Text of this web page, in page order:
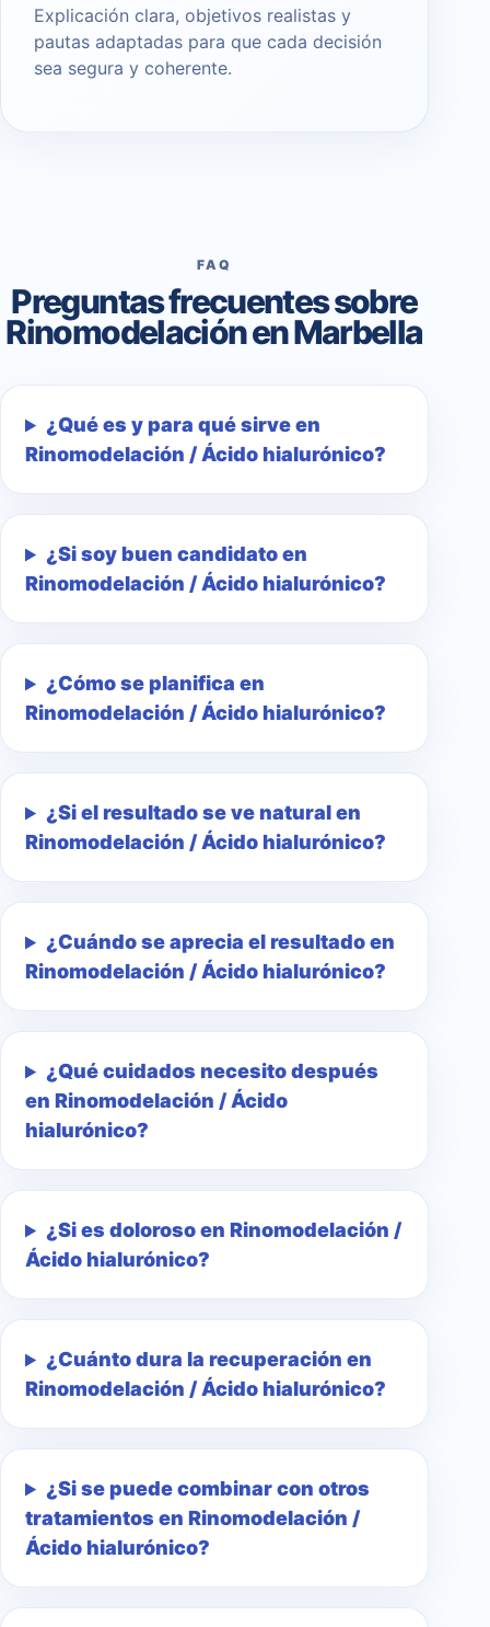
Explicación clara, objetivos realistas y
pautas adaptadas para que cada decisión
sea segura y coherente.
FAQ
Preguntas frecuentes sobre
Rinomodelación en Marbella
¿Qué es y para qué sirve en
Rinomodelación / Ácido hialurónico?
¿Si soy buen candidato en
Rinomodelación / Ácido hialurónico?
¿Cómo se planifica en
Rinomodelación / Ácido hialurónico?
¿Si el resultado se ve natural en
Rinomodelación / Ácido hialurónico?
¿Cuándo se aprecia el resultado en
Rinomodelación / Ácido hialurónico?
¿Qué cuidados necesito después
en Rinomodelación / Ácido
hialurónico?
¿Si es doloroso en Rinomodelación /
Ácido hialurónico?
¿Cuánto dura la recuperación en
Rinomodelación / Ácido hialurónico?
¿Si se puede combinar con otros
tratamientos en Rinomodelación /
Ácido hialurónico?